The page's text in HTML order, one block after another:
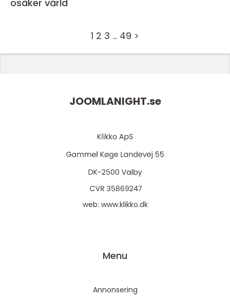
osäker värld
1 2 3 … 49 >
JOOMLANIGHT.se
web: www.klikko.dk
Menu
Annonsering